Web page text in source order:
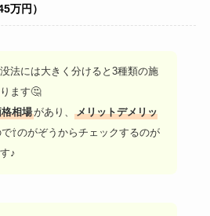
万円）
法には大きく分けると3種類の施
ます🤔
相場があり、メリットデメリッ
⇧のがぞうからチェックするのが
♪